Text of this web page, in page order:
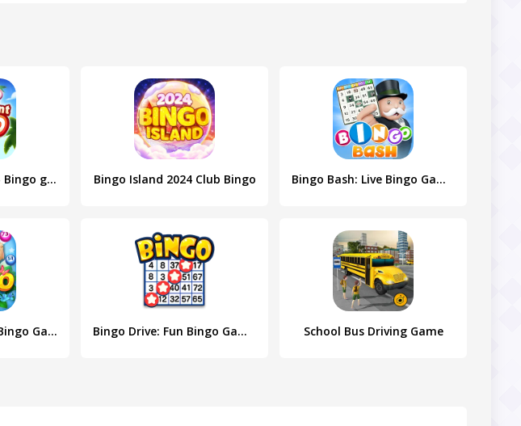
GamePoint Bingo - Bingo games Bingo Island 2024 Club Bingo Bingo Bash: Live Bingo Games
Bingo Rush - Club Bingo Games Bingo Drive: Fun Bingo Games School Bus Driving Game